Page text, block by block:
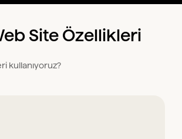
Site Özellikleri
kullanıyoruz?